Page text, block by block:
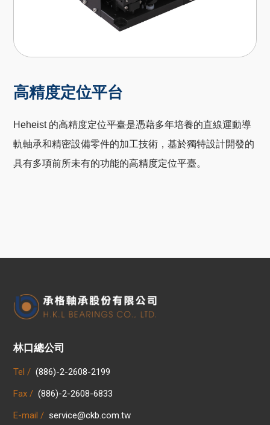
高精度定位平台
Heheist 的高精度定位平臺是憑藉多年培養的直線運動導
軌軸承和精密設備零件的加工技術，基於獨特設計開發的
具有多項前所未有的功能的高精度定位平臺。
林口總公司
Tel / (886)-2-2608-2199
Fax / (886)-2-2608-6833
E-mail / service@ckb.com.tw